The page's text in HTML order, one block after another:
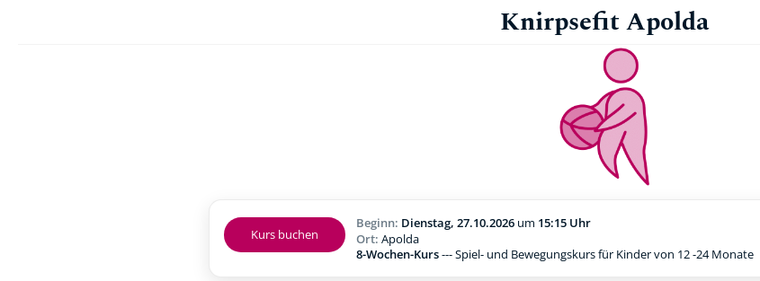
Knirpsefit Apolda
Kurs buchen
Beginn: Dienstag, 27.10.2026 um 15:15 Uhr
Ort: Apolda
8-Wochen-Kurs--- Spiel- und Bewegungskurs für Kinder von 12 -24 Monate